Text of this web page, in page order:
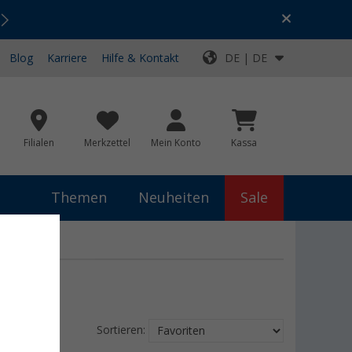
Top-Deals für dein Abenteuer!
Blog Karriere Hilfe & Kontakt DE | DE
Filialen Merkzettel Mein Konto Kassa
Themen Neuheiten Sale
Sortieren: